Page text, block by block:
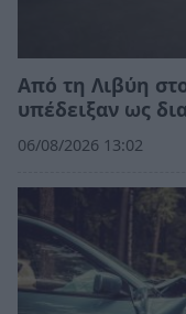
Από τη Λιβύη
υπέδειξαν ως
06/08/2026 13:02